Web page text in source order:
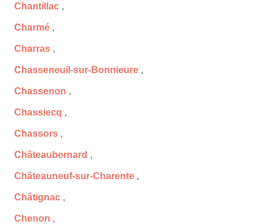
Chantillac ,
Charmé ,
Charras ,
Chasseneuil-sur-Bonnieure ,
Chassenon ,
Chassiecq ,
Chassors ,
Châteaubernard ,
Châteauneuf-sur-Charente ,
Châtignac ,
Chenon ,